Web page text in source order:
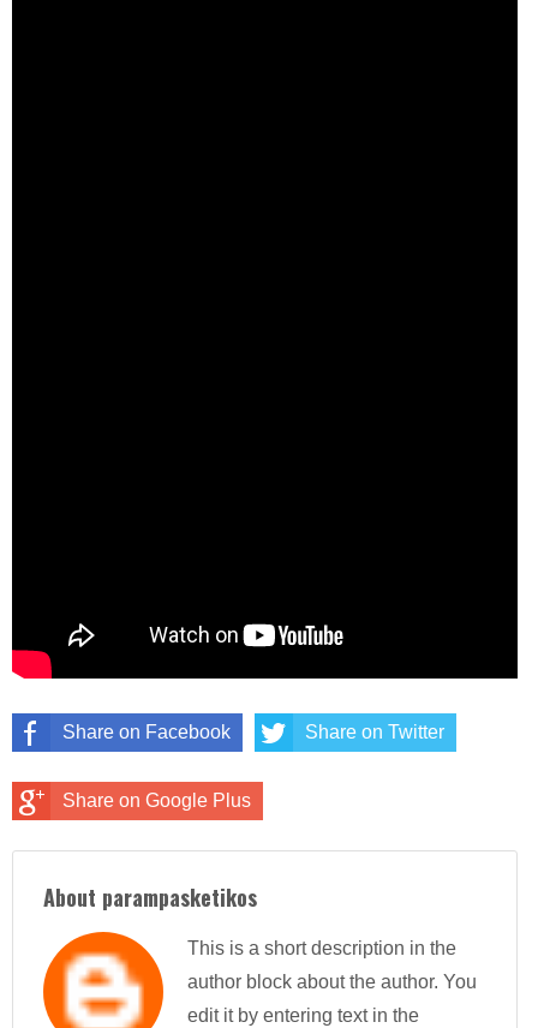
Share on Facebook Share on Twitter
Share on Google Plus
About parampasketikos
This is a short description in the
author block about the author. You
edit it by entering text in the